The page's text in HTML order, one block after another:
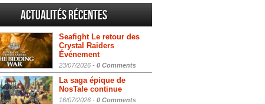
Actualités Récentes
Seafight Le retour des
Crystal Raiders
Événement
23/07/2026 - 0 Comments
La saga épique de
NosTale continue
16/07/2026 - 0 Comments